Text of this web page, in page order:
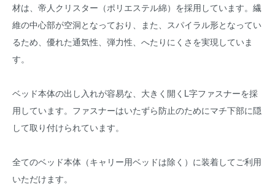
材は、帝人クリスター（ポリエステル綿）を採用しています。繊
維の中心部が空洞となっており、また、スパイラル形となってい
るため、優れた通気性、弾力性、へたりにくさを実現していま
す。
ベッド本体の出し入れが容易な、大きく開くL字ファスナーを採
用しています。ファスナーはいたずら防止のためにマチ下部に隠
して取り付けられています。
全てのベッド本体（キャリー用ベッドは除く）に装着してご利用
いただけます。